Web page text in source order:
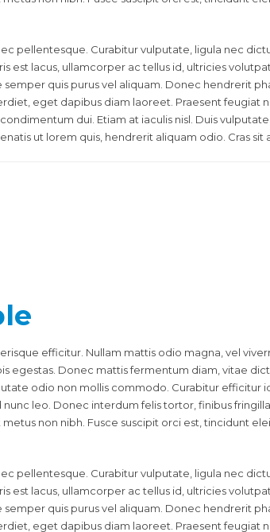
pellentesque. Curabitur vulputate, ligula nec
est lacus, ullamcorper ac tellus id, ultricies
quis purus vel aliquam. Donec hendrerit
eget dapibus diam laoreet. Praesent feugiat
dui. Etiam at iaculis nisl. Duis
ut lorem quis, hendrerit aliquam odio. Cras sit
efficitur. Nullam mattis odio magna, vel
egestas. Donec mattis fermentum diam, vitae
odio non mollis commodo. Curabitur
leo. Donec interdum felis tortor, finibus
non nibh. Fusce suscipit orci est, tincidunt
pellentesque. Curabitur vulputate, ligula nec
est lacus, ullamcorper ac tellus id, ultricies
quis purus vel aliquam. Donec hendrerit
eget dapibus diam laoreet. Praesent feugiat